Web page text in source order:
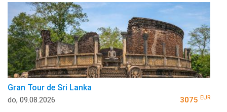
Gran Tour de Sri Lanka
do, 09.08.2026 3075 EUR